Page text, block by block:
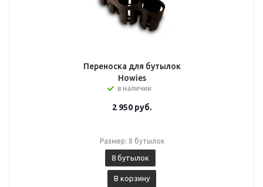
Переноска для бутылок
Howies
в наличии
2 950руб.
Размер: 8 бутылок
8 бутылок
В корзину